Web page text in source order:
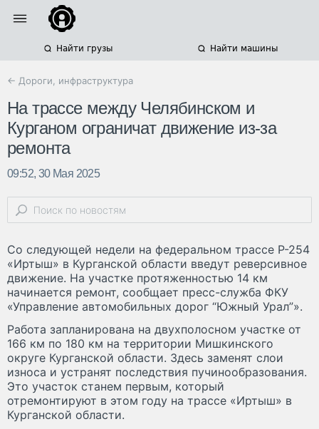
Найти грузы Найти машины
← Дороги, инфраструктура
На трассе между Челябинском и
Курганом ограничат движение из-за
ремонта
09:52, 30 Мая 2025
Со следующей недели на федеральном трассе Р-254
«Иртыш» в Курганской области введут реверсивное
движение. На участке протяженностью 14 км
начинается ремонт, сообщает пресс-служба ФКУ
«Управление автомобильных дорог “Южный Урал”».
Работа запланирована на двухполосном участке от
166 км по 180 км на территории Мишкинского
округе Курганской области. Здесь заменят слои
износа и устранят последствия пучинообразования.
Это участок станем первым, который
отремонтируют в этом году на трассе «Иртыш» в
Курганской области.